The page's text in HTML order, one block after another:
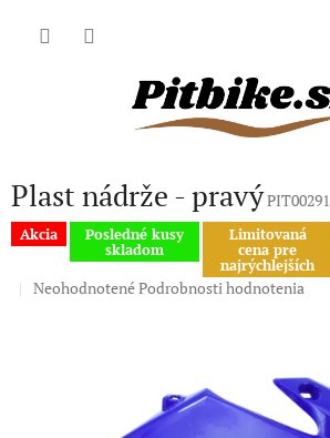
Plast nádrže - pravýPIT00291
Akcia Posledné kusy
skladom
Limitovaná
cena pre
najrýchlejších
Priemerné
NeohodnotenéPodrobnosti hodnotenia